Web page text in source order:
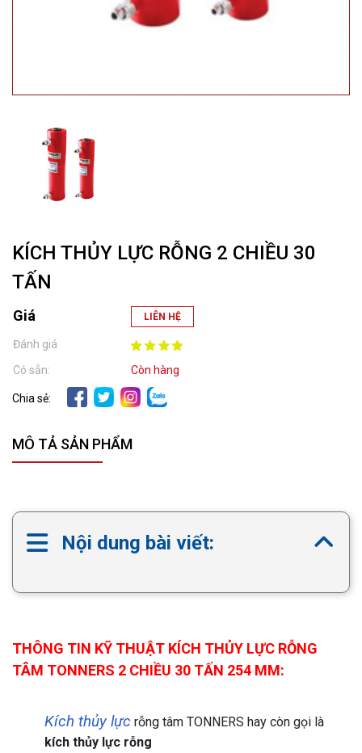
KÍCH THỦY LỰC RỖNG 2 CHIỀU 30
TẤN
Giá LIÊN HỆ
Đánh giá
Có sẵn:
Còn hàng
Chia sẻ:
MÔ TẢ SẢN PHẨM
Nội dung bài viết:
THÔNG TIN KỸ THUẬT KÍCH THỦY LỰC RỖNG
TÂM TONNERS 2 CHIỀU 30 TẤN 254 MM:
Kích thủy lực rỗng tâm TONNERS hay còn gọi là
kích thủy lực rỗng